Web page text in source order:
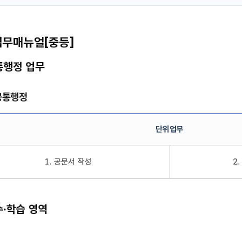
매뉴얼[중등]
정 업무
행정
단위업무
1. 공문서 작성 2.
학습 영역